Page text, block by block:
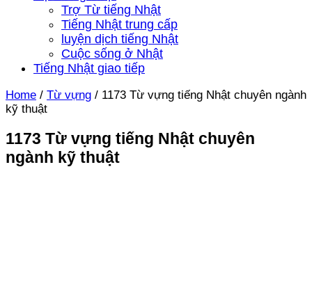
Trợ Từ tiếng Nhật
Tiếng Nhật trung cấp
luyện dịch tiếng Nhật
Cuộc sống ở Nhật
Tiếng Nhật giao tiếp
Home / Từ vựng / 1173 Từ vựng tiếng Nhật chuyên ngành
kỹ thuật
1173 Từ vựng tiếng Nhật chuyên
ngành kỹ thuật